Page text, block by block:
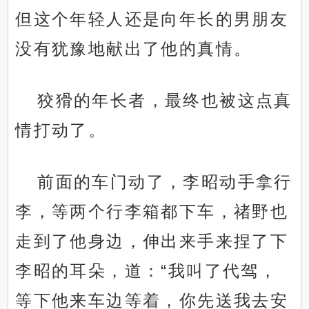
但这个年轻人还是向年长的男朋友
没有犹豫地献出了他的真情。
狡猾的年长者，最终也被这点真
情打动了。
前面的车门动了，李昭动手拿行
李，等两个行李箱都下车，禇野也
走到了他身边，伸出来手来捏了下
李昭的耳朵，道：“我叫了代驾，
等下他来车边等着，你先送我去安